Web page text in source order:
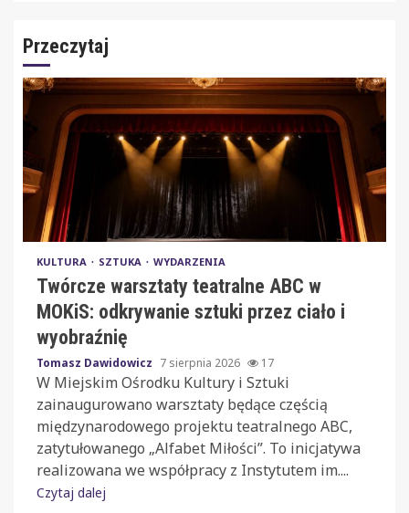
Przeczytaj
KULTURA SZTUKA WYDARZENIA
Twórcze warsztaty teatralne ABC w
MOKiS: odkrywanie sztuki przez ciało i
wyobraźnię
Tomasz Dawidowicz 7 sierpnia 2026 17
W Miejskim Ośrodku Kultury i Sztuki
zainaugurowano warsztaty będące częścią
międzynarodowego projektu teatralnego ABC,
zatytułowanego „Alfabet Miłości”. To inicjatywa
realizowana we współpracy z Instytutem im....
Czytaj dalej